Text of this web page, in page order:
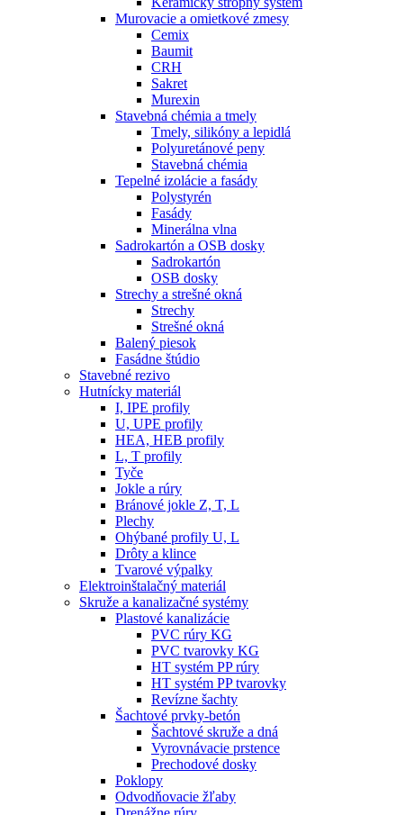
Murovacie a omietkové zmesy
Cemix
Baumit
CRH
Sakret
Murexin
Stavebná chémia a tmely
Tmely, silikóny a lepidlá
Polyuretánové peny
Stavebná chémia
Tepelné izolácie a fasády
Polystyrén
Fasády
Minerálna vlna
Sadrokartón a OSB dosky
Sadrokartón
OSB dosky
Strechy a strešné okná
Strechy
Strešné okná
Balený piesok
Fasádne štúdio
Stavebné rezivo
Hutnícky materiál
I, IPE profily
U, UPE profily
HEA, HEB profily
L, T profily
Tyče
Jokle a rúry
Bránové jokle Z, T, L
Plechy
Ohýbané profily U, L
Drôty a klince
Tvarové výpalky
Elektroinštalačný materiál
Skruže a kanalizačné systémy
Plastové kanalizácie
PVC rúry KG
PVC tvarovky KG
HT systém PP rúry
HT systém PP tvarovky
Revízne šachty
Šachtové prvky-betón
Šachtové skruže a dná
Vyrovnávacie prstence
Prechodové dosky
Poklopy
Odvodňovacie žľaby